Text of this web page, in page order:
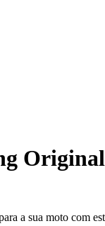
a sua moto com